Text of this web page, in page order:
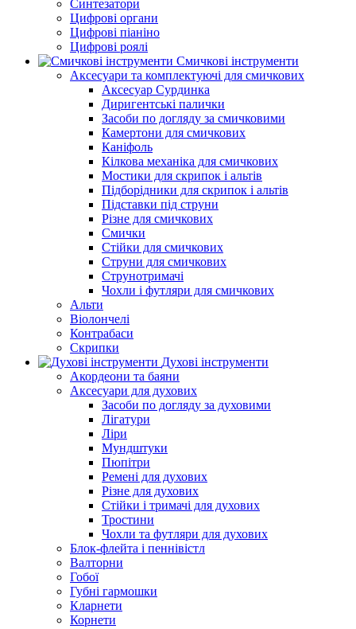
Синтезатори
Цифрові органи
Цифрові піаніно
Цифрові роялі
Смичкові інструменти
Аксесуари та комплектуючі для смичкових
Аксесуар Сурдинка
Диригентські палички
Засоби по догляду за смичковими
Камертони для смичкових
Каніфоль
Кілкова механіка для смичкових
Мостики для скрипок і альтів
Підборiдники для скрипок і альтів
Підставки під струни
Різне для смичкових
Смички
Стійки для смичкових
Струни для смичкових
Струнотримачі
Чохли і футляри для смичкових
Альти
Віолончелі
Контрабаси
Скрипки
Духові інструменти
Акордеони та баяни
Аксесуари для духових
Засоби по догляду за духовими
Лігатури
Ліри
Мундштуки
Пюпітри
Ремені для духових
Різне для духових
Стійки і тримачі для духових
Тростини
Чохли та футляри для духових
Блок-флейта і пеннівістл
Валторни
Гобої
Губні гармошки
Кларнети
Корнети